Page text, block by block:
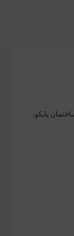
پاپکو،